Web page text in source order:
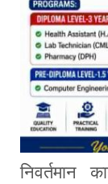
निवर्तमान